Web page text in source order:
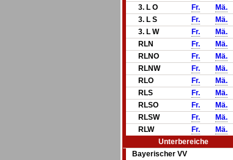
3. L O
Fr.
Mä.
3. L S
Fr.
Mä.
3. L W
Fr.
Mä.
RLN
Fr.
Mä.
RLNO
Fr.
Mä.
RLNW
Fr.
Mä.
RLO
Fr.
Mä.
RLS
Fr.
Mä.
RLSO
Fr.
Mä.
RLSW
Fr.
Mä.
RLW
Fr.
Mä.
Unterbereiche
Bayerischer VV